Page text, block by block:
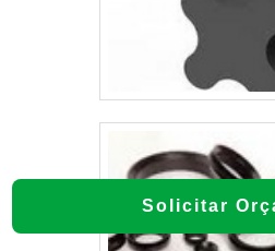
Solicitar